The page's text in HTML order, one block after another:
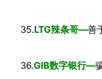
35.LTG辣条哥—善
36.GIB数字银行—